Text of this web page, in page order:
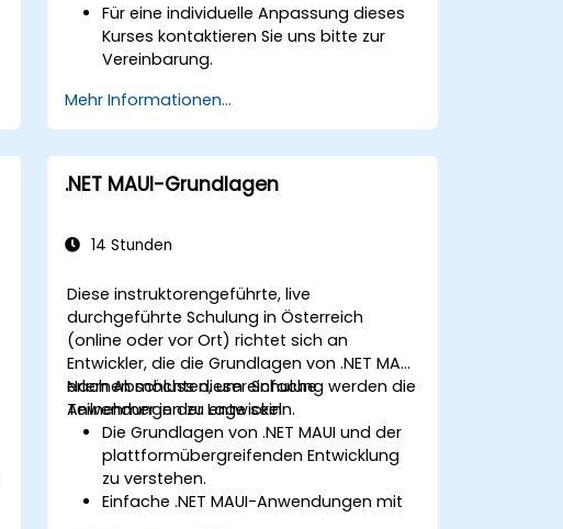
Für eine individuelle Anpassung dieses
Kurses kontaktieren Sie uns bitte zur
Vereinbarung.
Mehr Informationen...
.NET MAUI-Grundlagen
14 Stunden
Diese instruktorengeführte, live
durchgeführte Schulung in Österreich
(online oder vor Ort) richtet sich an
Entwickler, die die Grundlagen von .NET MAUI
erlernen möchten, um einfache
Anwendungen zu entwickeln.
Nach Abschluss dieser Schulung werden die
Teilnehmer in der Lage sein:
Die Grundlagen von .NET MAUI und der
plattformübergreifenden Entwicklung
zu verstehen.
Einfache .NET MAUI-Anwendungen mit